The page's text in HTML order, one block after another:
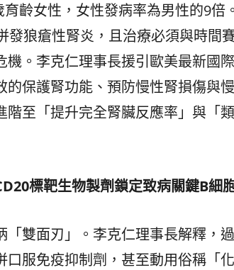
齡女性，女性發病率為男性的9倍
狼瘡性腎炎，且治療必須與時間
。李克仁理事長援引歐美最新國
保護腎功能、預防慢性腎損傷與
至「提升完全腎臟反應率」與「類
標靶生物製劑鎖定致病關鍵B細
雙面刃」。李克仁理事長解釋，
服免疫抑制劑，甚至動用俗稱「